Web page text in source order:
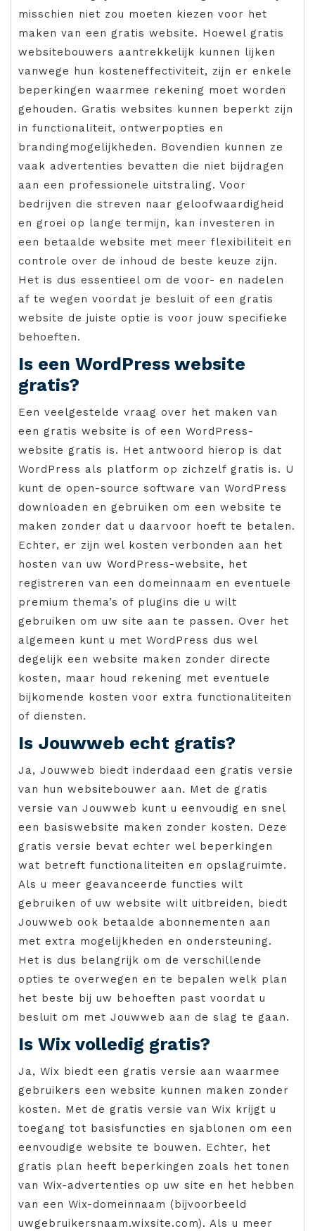
misschien niet zou moeten kiezen voor het
maken van een gratis website. Hoewel gratis
websitebouwers aantrekkelijk kunnen lijken
vanwege hun kosteneffectiviteit, zijn er enkele
beperkingen waarmee rekening moet worden
gehouden. Gratis websites kunnen beperkt zijn
in functionaliteit, ontwerpopties en
brandingmogelijkheden. Bovendien kunnen ze
vaak advertenties bevatten die niet bijdragen
aan een professionele uitstraling. Voor
bedrijven die streven naar geloofwaardigheid
en groei op lange termijn, kan investeren in
een betaalde website met meer flexibiliteit en
controle over de inhoud de beste keuze zijn.
Het is dus essentieel om de voor- en nadelen
af te wegen voordat je besluit of een gratis
website de juiste optie is voor jouw specifieke
behoeften.
Is een WordPress website
gratis?
Een veelgestelde vraag over het maken van
een gratis website is of een WordPress-
website gratis is. Het antwoord hierop is dat
WordPress als platform op zichzelf gratis is. U
kunt de open-source software van WordPress
downloaden en gebruiken om een website te
maken zonder dat u daarvoor hoeft te betalen.
Echter, er zijn wel kosten verbonden aan het
hosten van uw WordPress-website, het
registreren van een domeinnaam en eventuele
premium thema’s of plugins die u wilt
gebruiken om uw site aan te passen. Over het
algemeen kunt u met WordPress dus wel
degelijk een website maken zonder directe
kosten, maar houd rekening met eventuele
bijkomende kosten voor extra functionaliteiten
of diensten.
Is Jouwweb echt gratis?
Ja, Jouwweb biedt inderdaad een gratis versie
van hun websitebouwer aan. Met de gratis
versie van Jouwweb kunt u eenvoudig en snel
een basiswebsite maken zonder kosten. Deze
gratis versie bevat echter wel beperkingen
wat betreft functionaliteiten en opslagruimte.
Als u meer geavanceerde functies wilt
gebruiken of uw website wilt uitbreiden, biedt
Jouwweb ook betaalde abonnementen aan
met extra mogelijkheden en ondersteuning.
Het is dus belangrijk om de verschillende
opties te overwegen en te bepalen welk plan
het beste bij uw behoeften past voordat u
besluit om met Jouwweb aan de slag te gaan.
Is Wix volledig gratis?
Ja, Wix biedt een gratis versie aan waarmee
gebruikers een website kunnen maken zonder
kosten. Met de gratis versie van Wix krijgt u
toegang tot basisfuncties en sjablonen om een
eenvoudige website te bouwen. Echter, het
gratis plan heeft beperkingen zoals het tonen
van Wix-advertenties op uw site en het hebben
van een Wix-domeinnaam (bijvoorbeeld
uwgebruikersnaam.wixsite.com). Als u meer